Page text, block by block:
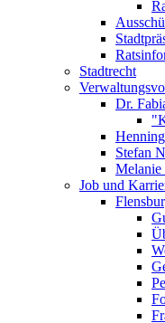
Stadtrecht
Dr.
Stefan
Melanie
Job und